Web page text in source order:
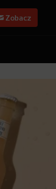
Zobacz